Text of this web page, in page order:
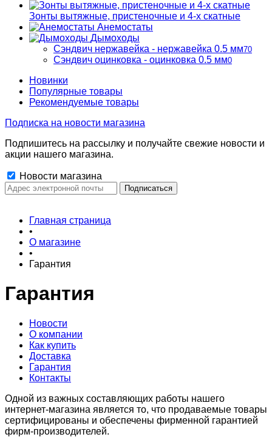
Зонты вытяжные, пристеночные и 4-х скатные
Анемостаты
Дымоходы
Сэндвич нержавейка - нержавейка 0.5 мм70
Сэндвич оцинковка - оцинковка 0.5 мм0
Новинки
Популярные товары
Рекомендуемые товары
Подписка на новости магазина
Подпишитесь на рассылку и получайте свежие новости и
акции нашего магазина.
Новости магазина
Главная страница
•
О магазине
•
Гарантия
Гарантия
Новости
О компании
Как купить
Доставка
Гарантия
Контакты
Одной из важных составляющих работы нашего
интернет-магазина является то, что продаваемые товары
сертифицированы и обеспечены фирменной гарантией
фирм-производителей.